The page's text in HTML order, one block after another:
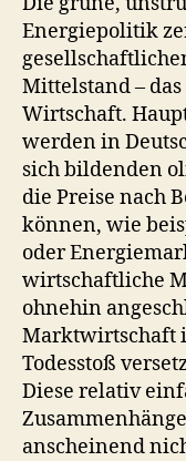
Energiepolitik
Mittelstand –
Wirtschaft.
werden in
sich bildenden
die Preise nach
können, wie
oder
wirtschaftliche
ohnehin
Marktwirtschaft
Todesstoß
Diese relativ
anscheinend